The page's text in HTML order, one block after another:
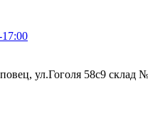
ул.Гоголя 58с9 склад